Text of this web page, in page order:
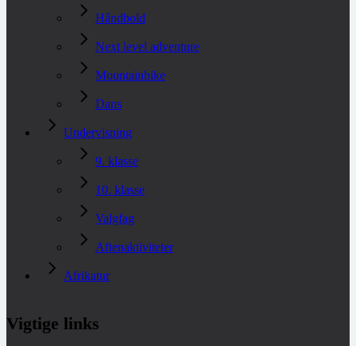
Håndbold
Next level adventure
Mountainbike
Dans
Undervisning
9. klasse
10. klasse
Valgfag
Aftenaktiviteter
Afrikatur
Vigtige links